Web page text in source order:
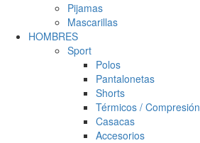
Pijamas
Mascarillas
HOMBRES
Sport
Polos
Pantalonetas
Shorts
Térmicos / Compresión
Casacas
Accesorios